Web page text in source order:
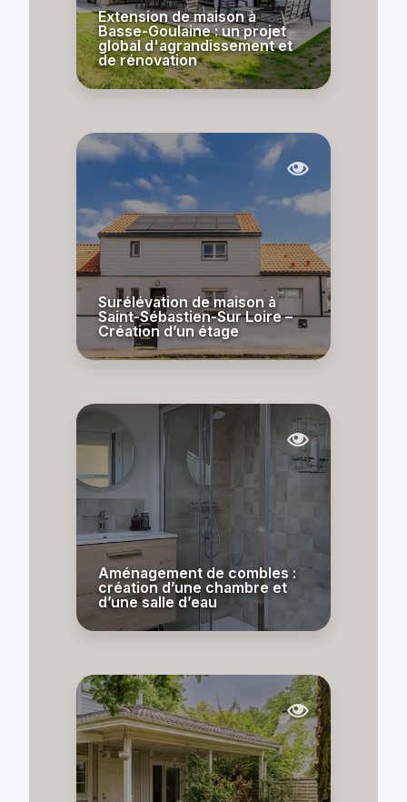
Extension de maison à
Basse-Goulaine : un projet
global d'agrandissement et
de rénovation
Surélévation de maison à
Saint-Sébastien-Sur Loire –
Création d’un étage
Aménagement de combles :
création d’une chambre et
d’une salle d’eau